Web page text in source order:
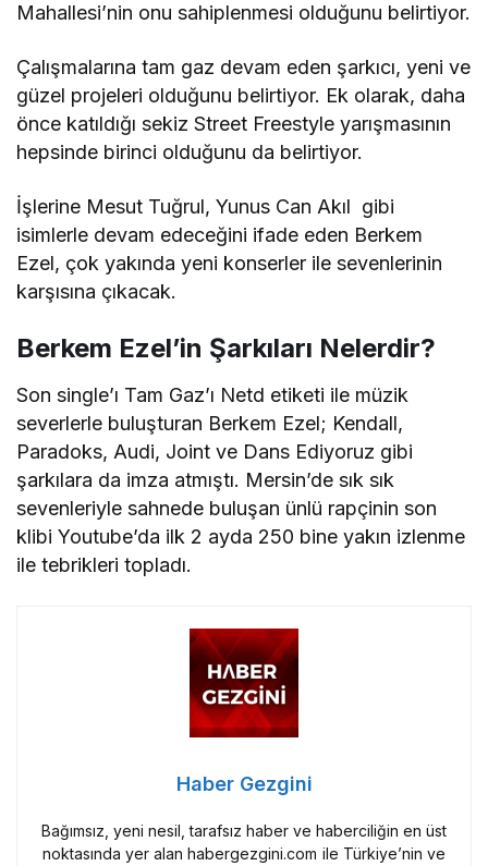
Mahallesi’nin onu sahiplenmesi olduğunu belirtiyor.
Çalışmalarına tam gaz devam eden şarkıcı, yeni ve
güzel projeleri olduğunu belirtiyor. Ek olarak, daha
önce katıldığı sekiz Street Freestyle yarışmasının
hepsinde birinci olduğunu da belirtiyor.
İşlerine Mesut Tuğrul, Yunus Can Akıl gibi
isimlerle devam edeceğini ifade eden Berkem
Ezel, çok yakında yeni konserler ile sevenlerinin
karşısına çıkacak.
Berkem Ezel’in Şarkıları Nelerdir?
Son single’ı Tam Gaz’ı Netd etiketi ile müzik
severlerle buluşturan Berkem Ezel; Kendall,
Paradoks, Audi, Joint ve Dans Ediyoruz gibi
şarkılara da imza atmıştı. Mersin’de sık sık
sevenleriyle sahnede buluşan ünlü rapçinin son
klibi Youtube’da ilk 2 ayda 250 bine yakın izlenme
ile tebrikleri topladı.
Haber Gezgini
Bağımsız, yeni nesil, tarafsız haber ve haberciliğin en üst
noktasında yer alan habergezgini.com ile Türkiye’nin ve